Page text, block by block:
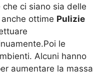
ci siano sia delle
ottime Pulizie
le
Alcuni hanno
aumentare la massa